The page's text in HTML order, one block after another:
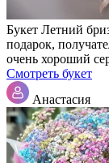
Букет Летний
подарок,
очень хороший
Смотреть букет
Анастасия